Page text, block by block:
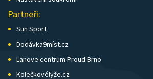
Partneři:
Sun Sport
Dodávka9míst.cz
Lanove centrum Proud Brno
Kolečkovélyže.cz